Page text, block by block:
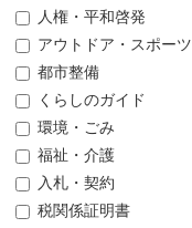
人権・平和啓発
アウトドア・スポーツ
都市整備
くらしのガイド
環境・ごみ
福祉・介護
入札・契約
税関係証明書